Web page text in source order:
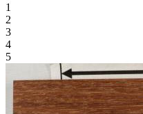
1
2
3
4
5